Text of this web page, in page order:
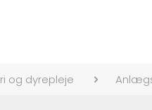
og dyrepleje